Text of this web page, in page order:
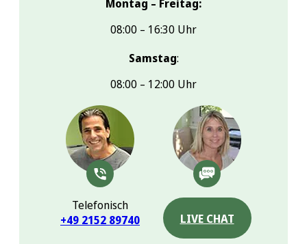
Montag – Freitag:
08:00 – 16:30 Uhr
Samstag:
08:00 – 12:00 Uhr
Telefonisch
+49 2152 89740
LIVE CHAT